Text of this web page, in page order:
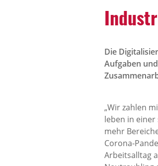
Die
Aufgaben
„Wir zahlen
leben in
mehr
Corona-
Arbeitsalltag